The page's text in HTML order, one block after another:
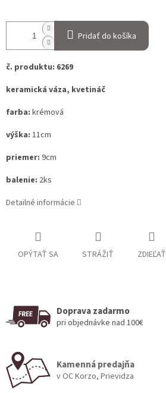
Pridať do košíka
č. produktu: 6269
keramická váza, kvetináč
farba: krémová
výška: 11cm
priemer: 9cm
balenie: 2ks
Detailné informácie
OPÝTAŤ SA STRÁŽIŤ ZDIEĽAŤ
Doprava zadarmo
pri objednávke nad 100€
Kamenná predajňa
v OC Korzo, Prievidza